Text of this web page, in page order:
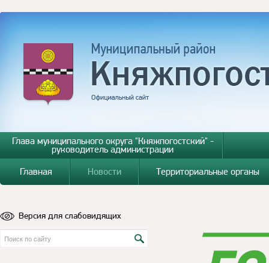
Глава муниципального округа "Княжпогостский" -
руководитель администрации
Главная
Новости Территориальные органы
Версия для слабовидящих